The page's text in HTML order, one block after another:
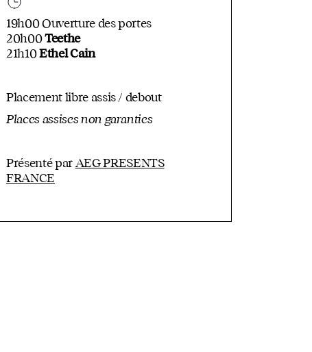
19h00 Ouverture des portes
20h00Teethe
21h10Ethel Cain
Placement libre assis / debout
Places assises non garanties
Présenté par AEG PRESENTS
FRANCE